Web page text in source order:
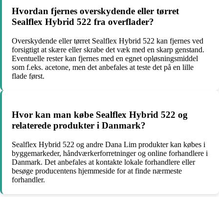
Hvordan fjernes overskydende eller tørret
Sealflex Hybrid 522 fra overflader?
Overskydende eller tørret Sealflex Hybrid 522 kan fjernes ved
forsigtigt at skære eller skrabe det væk med en skarp genstand.
Eventuelle rester kan fjernes med en egnet opløsningsmiddel
som f.eks. acetone, men det anbefales at teste det på en lille
flade først.
Hvor kan man købe Sealflex Hybrid 522 og
relaterede produkter i Danmark?
Sealflex Hybrid 522 og andre Dana Lim produkter kan købes i
byggemarkeder, håndværkerforretninger og online forhandlere i
Danmark. Det anbefales at kontakte lokale forhandlere eller
besøge producentens hjemmeside for at finde nærmeste
forhandler.